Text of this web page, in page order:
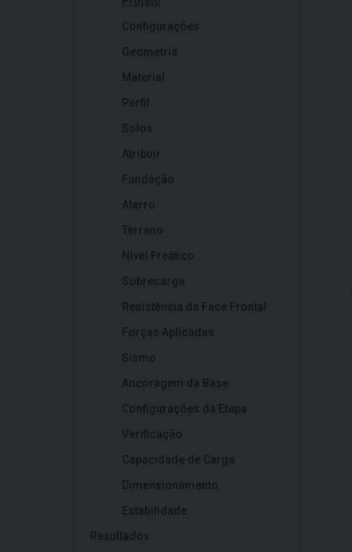
Configurações
Geometria
Material
Perfil
Solos
Atribuir
Fundação
Aterro
Terreno
Nível Freático
Sobrecarga
Resistência da Face Frontal
Forças Aplicadas
Sismo
Ancoragem da Base
Configurações da Etapa
Verificação
Capacidade de Carga
Dimensionamento
Estabilidade
Resultados